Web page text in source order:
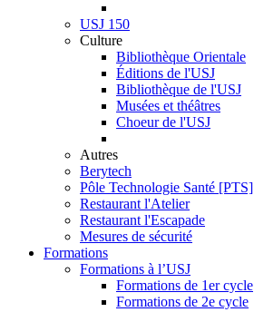
USJ 150
Culture
Bibliothèque Orientale
Éditions de l'USJ
Bibliothèque de l'USJ
Musées et théâtres
Choeur de l'USJ
Autres
Berytech
Pôle Technologie Santé [PTS]
Restaurant l'Atelier
Restaurant l'Escapade
Mesures de sécurité
Formations
Formations à l’USJ
Formations de 1er cycle
Formations de 2e cycle